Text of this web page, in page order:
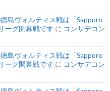
島ヴォルティス戦は「Sapporo
ーグ開幕戦です に コンサデコン
島ヴォルティス戦は「Sapporo
ーグ開幕戦です に コンサデコン